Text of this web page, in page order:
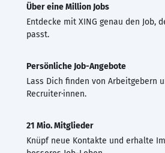
Über eine Million Jobs
Entdecke mit XING genau den Job,
passt.
Persönliche Job-Angebote
Lass Dich finden von Arbeitgebern
Recruiter·innen.
21 Mio. Mitglieder
Knüpf neue Kontakte und erhalte